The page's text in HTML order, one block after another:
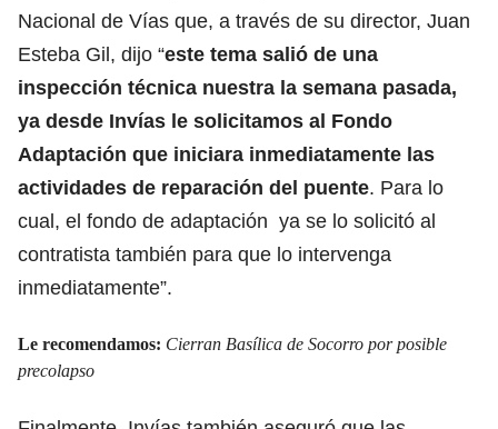
Nacional de Vías que, a través de su director, Juan
Esteba Gil, dijo “este tema salió de una
inspección técnica nuestra la semana pasada,
ya desde Invías le solicitamos al Fondo
Adaptación que iniciara inmediatamente las
actividades de reparación del puente. Para lo
cual, el fondo de adaptación ya se lo solicitó al
contratista también para que lo intervenga
inmediatamente”.
Le recomendamos: Cierran Basílica de Socorro por posible
precolapso